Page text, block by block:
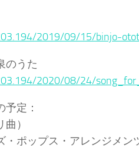
2019/09/15/binjo-
のうた
2020/08/24/
定：
）
ポップス・アレンジメン